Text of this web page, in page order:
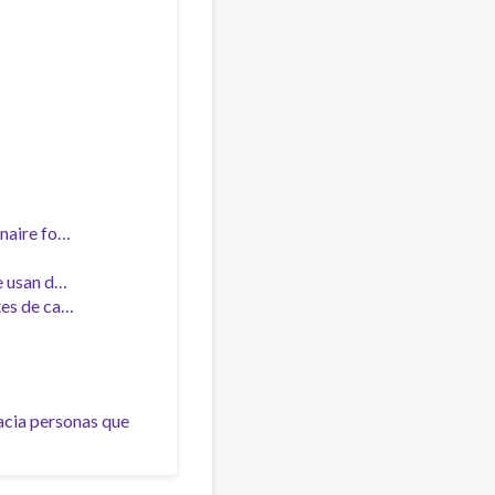
fo…
usan d…
de ca…
personas que